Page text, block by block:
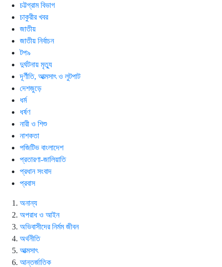
চট্টগ্রাম বিভাগ
চাকুরীর খবর
জাতীয়
জাতীয় নির্বাচন
টপ৯
দুর্ঘটনায় মৃত্যু
দূর্ণীতি, আত্মসাৎ ও লুটপাট
দেশজুড়ে
ধর্ম
ধর্ষণ
নারী ও শিশু
নাশকতা
পজিটিভ বাংলাদেশ
প্রতারণা-জালিয়াতি
প্রধান সংবাদ
প্রবাস
অনান্য
অপরাধ ও আইন
অভিবাসীদের নির্মম জীবন
অর্থনীতি
আত্মসাৎ
আন্তর্জাতিক